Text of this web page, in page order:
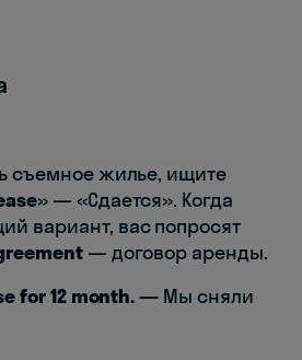
съемное жилье, ищите
» — «Сдается». Когда
вариант, вас попросят
— договор аренды.
for 12 month.— Мы сняли